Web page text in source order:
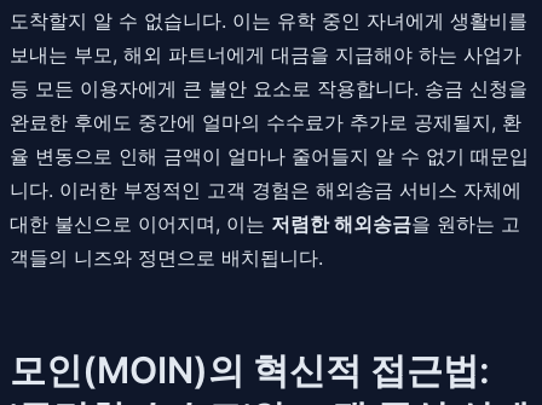
도착할지 알 수 없습니다. 이는 유학 중인 자녀에게 생활비를
보내는 부모, 해외 파트너에게 대금을 지급해야 하는 사업가
등 모든 이용자에게 큰 불안 요소로 작용합니다. 송금 신청을
완료한 후에도 중간에 얼마의 수수료가 추가로 공제될지, 환
율 변동으로 인해 금액이 얼마나 줄어들지 알 수 없기 때문입
니다. 이러한 부정적인 고객 경험은 해외송금 서비스 자체에
대한 불신으로 이어지며, 이는 저렴한 해외송금을 원하는 고
객들의 니즈와 정면으로 배치됩니다.
모인(MOIN)의 혁신적 접근법: